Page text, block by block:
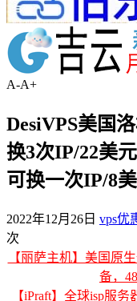
A-A+
DesiVPS美国
换3次IP/22美
可换一次IP/8
2022年12月26日 vps优
次
【丽萨主机】美国原
备，
【iPraft】全球isp服